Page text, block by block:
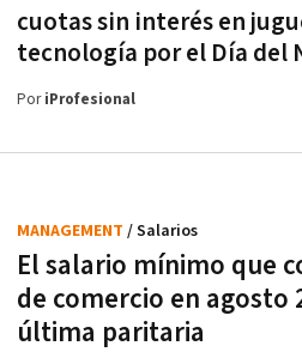
cuotas sin interés en
tecnología por el Día del
PoriProfesional
El salario mínimo que
de comercio en agosto
última paritaria
MANAGEMENT / Salarios